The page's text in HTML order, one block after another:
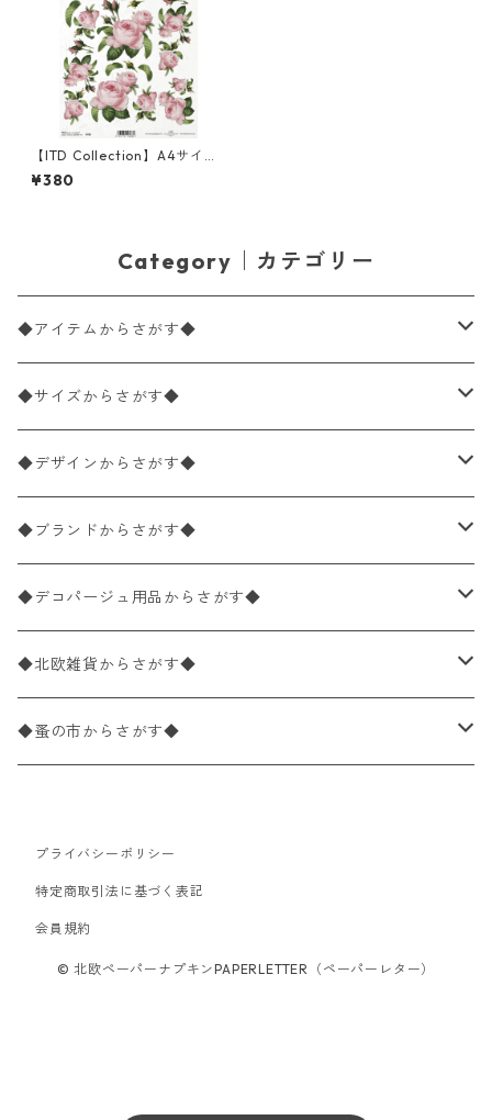
【ITD Collection】A4サイズ
ライスペーパー R0038 デコ
パージュ
¥380
Category｜カテゴリー
◆アイテムからさがす◆
ペーパーナプキン2枚バラ売り
ペーパーナプキン1枚バラ売り
ペーパーナプキン20枚入りパック
ペーパーナプキン10枚入りパック
ライスペーパー
ペーパーリネンナプキン
ワックスペーパー
デコパージュ用品
◆サイズからさがす◆
33×33cm（ランチサイズ）
バラ売り
パック売り
25×25cm（カクテルサイズ）
バラ売り
パック売り
40×40cm（ディナーサイズ）
バラ売り
パック売り
21×21cm（ポケットサイズ）
バラ売り
33cm（ラウンド）
◆デザインからさがす◆
花柄
植物・グリーン柄
動物・鳥・昆虫・蝶柄
海・魚柄
食べ物・フルーツ・野菜・ドリンク柄
食器・カトラリー柄
◆ブランドからさがす◆
ドイツ製 IHR/イア
ランチサイズ
カクテルサイズ
ドイツ製 Ambiente/アンビエンテ
ランチサイズ
ドイツ製 Paperproducts Design
カクテルサイズ
ランチサイズ
カクテルサイズ
ドイツ製 ti-flair/ティーフレア
ランチサイズ
ドイツ製 PAW/パウ
◆デコパージュ用品からさがす◆
デコパージュ液
デコパージュ下地
デコパージュはさみ
3Dデコパージュ
◆北欧雑貨からさがす◆
シリコンモールド
トレイ
ポスター・カレンダー
◆蚤の市からさがす◆
北欧雑貨
デコパージュ用品
プライバシーポリシー
特定商取引法に基づく表記
会員規約
© 北欧ペーパーナプキンPAPERLETTER（ペーパーレター）